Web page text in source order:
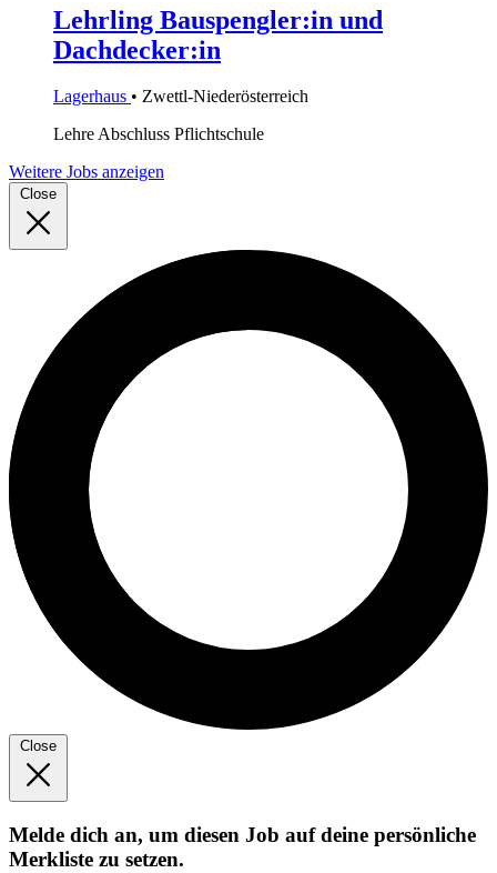
Lehrling Bauspengler:in und
Dachdecker:in
Lagerhaus • Zwettl-Niederösterreich
LehreAbschluss Pflichtschule
Weitere Jobs anzeigen
Close
Close
Melde dich an, um diesen Job auf deine persönliche
Merkliste zu setzen.